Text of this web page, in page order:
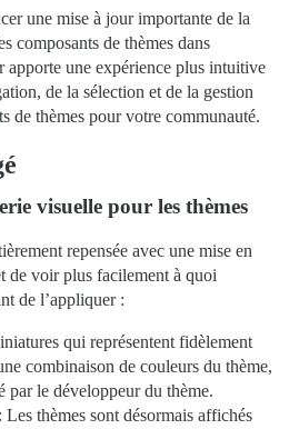
une mise à jour importante de la
composants de thèmes dans
apporte une expérience plus intuitive
de la sélection et de la gestion
de thèmes pour votre communauté.
visuelle pour les thèmes
repensée avec une mise en
de voir plus facilement à quoi
de l’appliquer :
qui représentent fidèlement
combinaison de couleurs du thème,
par le développeur du thème.
: Les thèmes sont désormais affichés